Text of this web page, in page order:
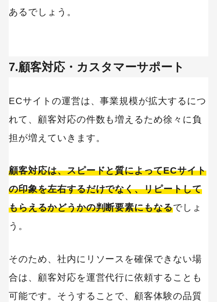
あるでしょう。
7.顧客対応・カスタマーサポート
ECサイトの運営は、事業規模が拡大するにつ
れて、顧客対応の件数も増えるため徐々に負
担が増えていきます。
顧客対応は、スピードと質によってECサイト
の印象を左右するだけでなく、リピートして
もらえるかどうかの判断要素にもなるでしょ
う。
そのため、社内にリソースを確保できない場
合は、顧客対応を運営代行に依頼することも
可能です。そうすることで、顧客体験の品質